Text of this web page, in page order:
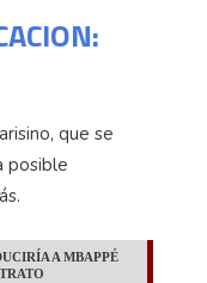
que se
posible
A MBAPPÉ